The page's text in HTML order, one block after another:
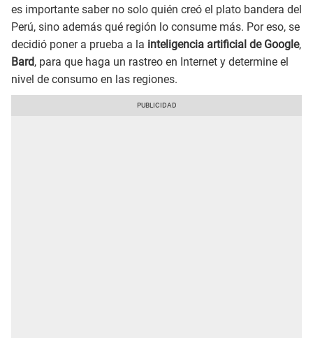
es importante saber no solo quién creó el plato bandera del
Perú, sino además qué región lo consume más. Por eso, se
decidió poner a prueba a la inteligencia artificial de Google,
Bard, para que haga un rastreo en Internet y determine el
nivel de consumo en las regiones.